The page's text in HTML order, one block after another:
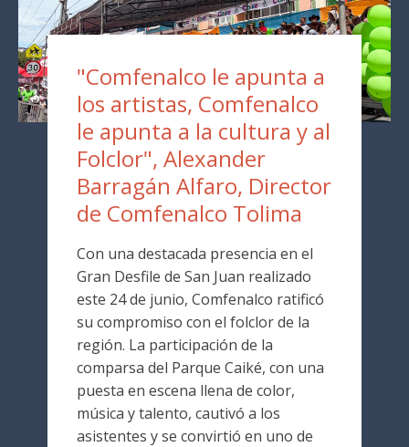
"Comfenalco le apunta a
los artistas, Comfenalco
le apunta a la cultura y al
Folclor", Alexander
Barragán Alfaro, Director
de Comfenalco Tolima
Con una destacada presencia en el
Gran Desfile de San Juan realizado
este 24 de junio, Comfenalco ratificó
su compromiso con el folclor de la
región. La participación de la
comparsa del Parque Caiké, con una
puesta en escena llena de color,
música y talento, cautivó a los
asistentes y se convirtió en uno de